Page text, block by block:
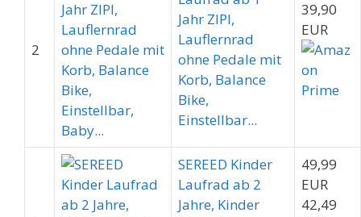
2
Jahr ZIPI,
Lauflernrad
ohne Pedale mit
Korb, Balance
Bike,
Einstellbar...
39,90
EUR
SEREED Kinder
Laufrad ab 2
Jahre, Kinder
49,99
EUR
42,49